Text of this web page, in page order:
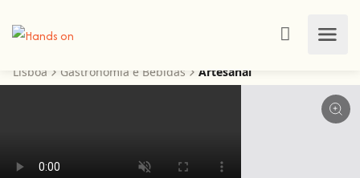
Lisboa Gastronomia e Bebidas Artesanal